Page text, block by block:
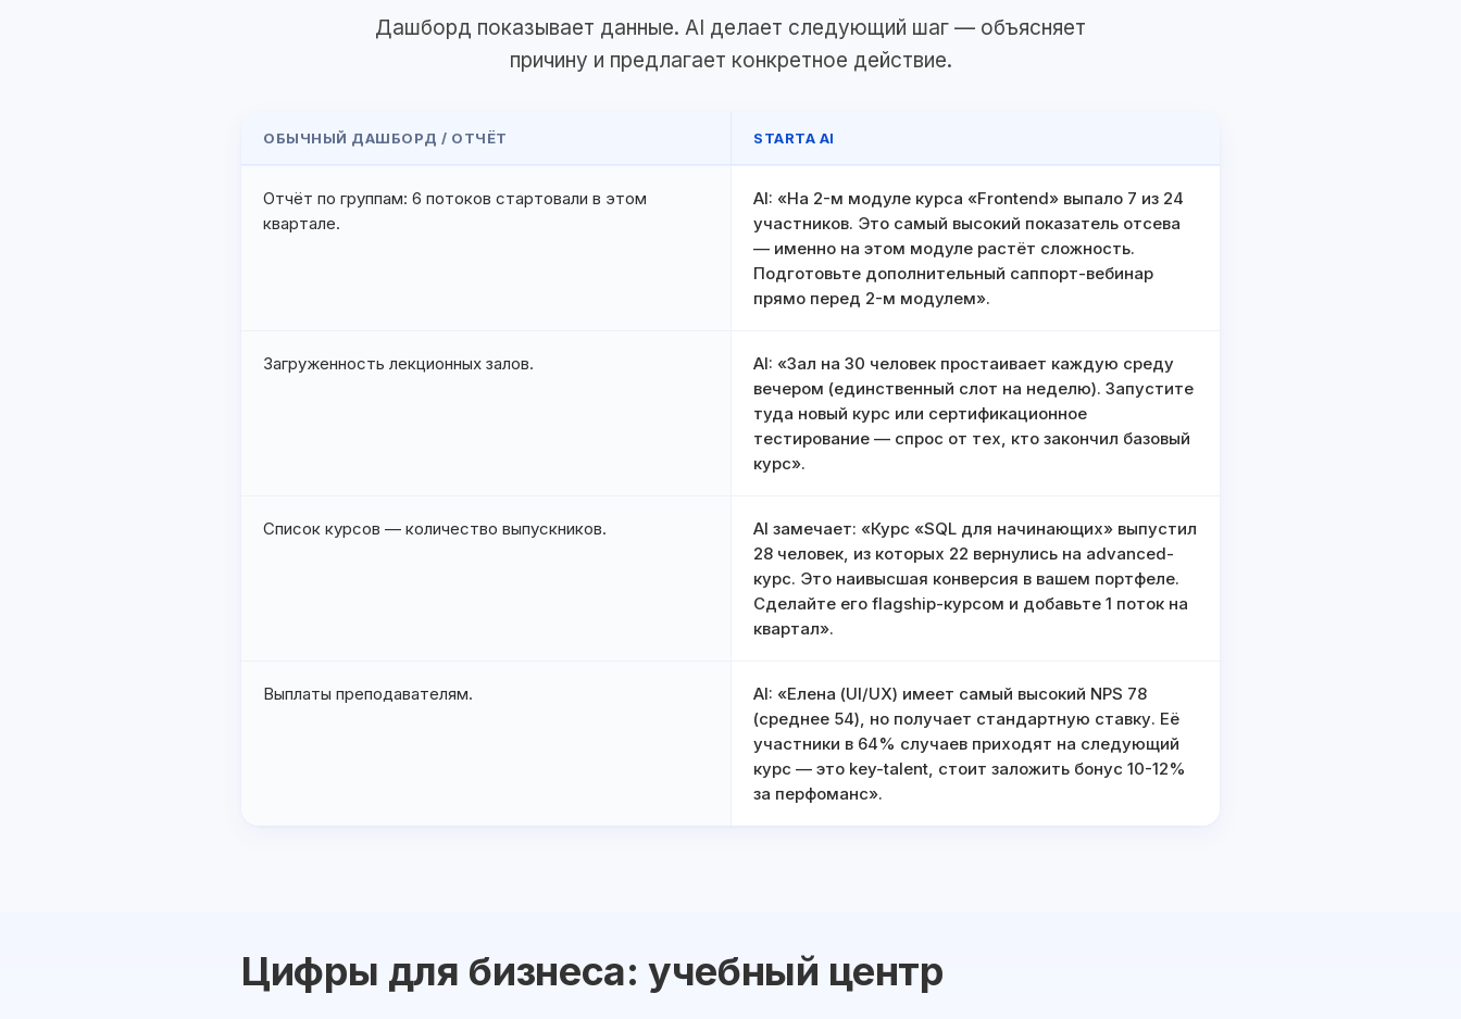
Дашборд показывает данные. AI делает следующий шаг — объясняет
причину и предлагает конкретное действие.
ОБЫЧНЫЙ ДАШБОРД / ОТЧЁТ STARTA AI
Отчёт по группам: 6 потоков стартовали в этом
квартале.
AI: «На 2-м модуле курса «Frontend» выпало 7 из 24
участников. Это самый высокий показатель отсева
— именно на этом модуле растёт сложность.
Подготовьте дополнительный саппорт-вебинар
прямо перед 2-м модулем».
Загруженность лекционных залов.
AI: «Зал на 30 человек простаивает каждую среду
вечером (единственный слот на неделю). Запустите
туда новый курс или сертификационное
тестирование — спрос от тех, кто закончил базовый
курс».
Список курсов — количество выпускников.
AI замечает: «Курс «SQL для начинающих» выпустил
28 человек, из которых 22 вернулись на advanced-
курс. Это наивысшая конверсия в вашем портфеле.
Сделайте его flagship-курсом и добавьте 1 поток на
квартал».
Выплаты преподавателям.
AI: «Елена (UI/UX) имеет самый высокий NPS 78
(среднее 54), но получает стандартную ставку. Её
участники в 64% случаев приходят на следующий
курс — это key-talent, стоит заложить бонус 10-12%
за перфоманс».
Цифры для бизнеса: учебный центр